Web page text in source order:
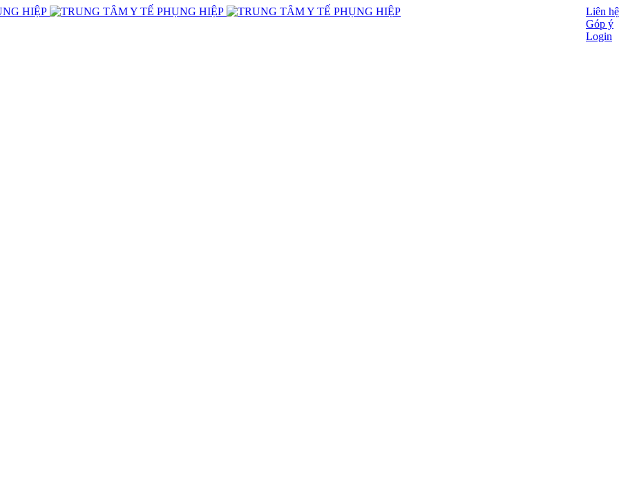
Liên hệ
Góp ý
Login